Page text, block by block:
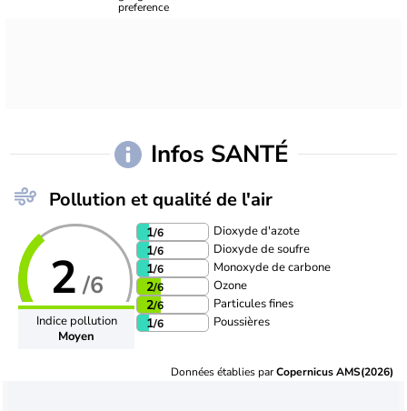
Infos SANTÉ
Pollution et qualité de l'air
2 /6
Indice pollution
Moyen
1/6 Dioxyde d'azote
1/6 Dioxyde de soufre
1/6 Monoxyde de carbone
2/6 Ozone
2/6 Particules fines
1/6 Poussières
Données établies parCopernicus AMS(2026)